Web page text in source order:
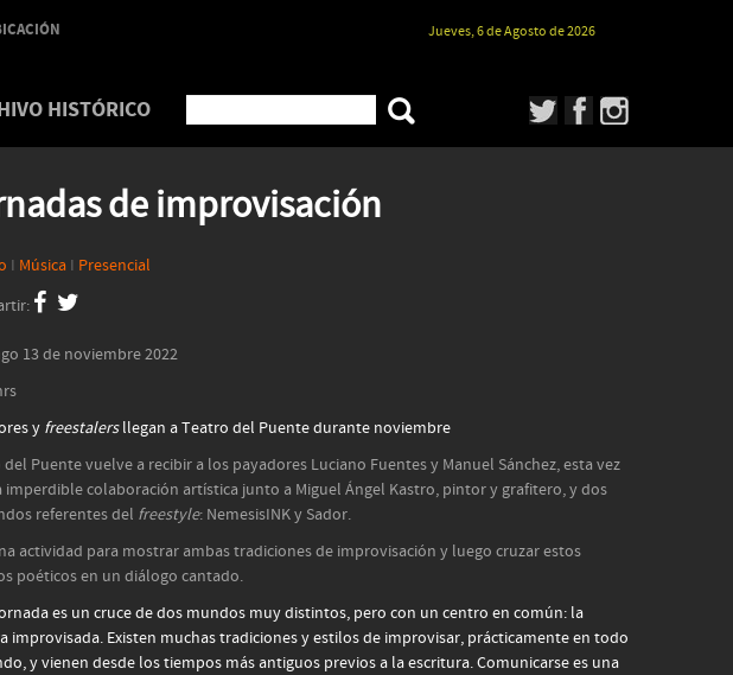
Jueves, 6 de Agosto de 2026
HISTÓRICO
de improvisación
I Música I Presencial
13 de noviembre 2022
y freestalersllegan a Teatro del Puente durante noviembre
Puente vuelve a recibir a los payadores Luciano Fuentes y Manuel Sánchez, esta vez
imperdible colaboración artística junto a Miguel Ángel Kastro, pintor y grafitero, y dos
referentes del freestyle: NemesisINK y Sador.
actividad para mostrar ambas tradiciones de improvisación y luego cruzar estos
poéticos en un diálogo cantado.
es un cruce de dos mundos muy distintos, pero con un centro en común: la
improvisada. Existen muchas tradiciones y estilos de improvisar, prácticamente en todo
y vienen desde los tiempos más antiguos previos a la escritura. Comunicarse es una